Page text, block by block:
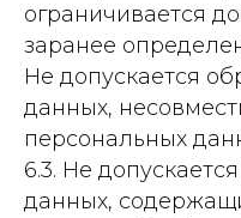
ограничивается
заранее
Не допускается
данных,
персональных
6.3. Не
данных,